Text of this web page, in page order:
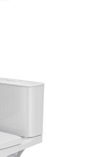
theo yêu cầu.